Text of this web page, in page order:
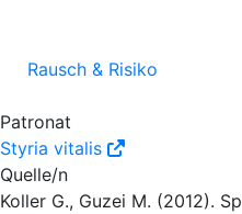
Rausch & Risiko
Patronat
Styria vitalis
Quelle/n
Koller G., Guzei M. (2012).